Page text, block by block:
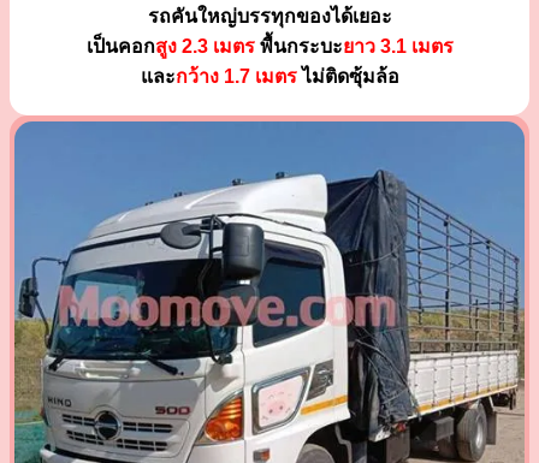
รถคันใหญ่บรรทุกของได้เยอะ
เป็นคอกสูง 2.3 เมตรพื้นกระบะยาว 3.1 เมตร
และกว้าง 1.7 เมตรไม่ติดซุ้มล้อ